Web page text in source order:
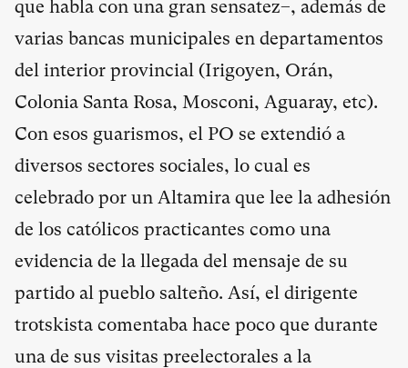
que habla con una gran sensatez–, además de
varias bancas municipales en departamentos
del interior provincial (Irigoyen, Orán,
Colonia Santa Rosa, Mosconi, Aguaray, etc).
Con esos guarismos, el PO se extendió a
diversos sectores sociales, lo cual es
celebrado por un Altamira que lee la adhesión
de los católicos practicantes como una
evidencia de la llegada del mensaje de su
partido al pueblo salteño. Así, el dirigente
trotskista comentaba hace poco que durante
una de sus visitas preelectorales a la